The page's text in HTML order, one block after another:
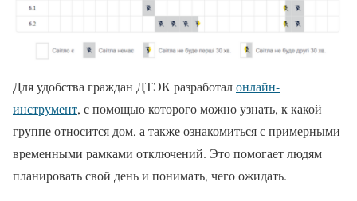
Для удобства граждан ДТЭК разработалонлайн-
инструмент, с помощью которого можно узнать, к какой
группе относится дом, а также ознакомиться с примерными
временными рамками отключений. Это помогает людям
планировать свой день и понимать, чего ожидать.